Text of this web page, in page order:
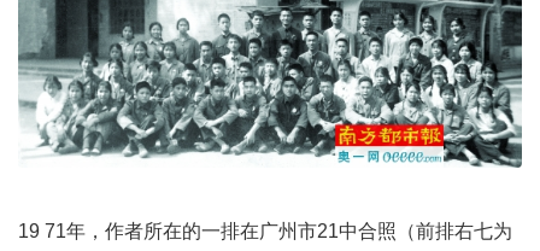
19 71年，作者所在的一排在广州市21中合照（前排右七为